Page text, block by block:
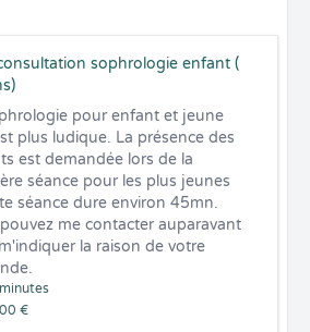
sophrologie enfant (
€
pour enfant et jeune
plus ludique. La présence des
est demandée lors de la
séance pour les plus jeunes
séance dure environ 45mn.
me contacter auparavant
la raison de votre